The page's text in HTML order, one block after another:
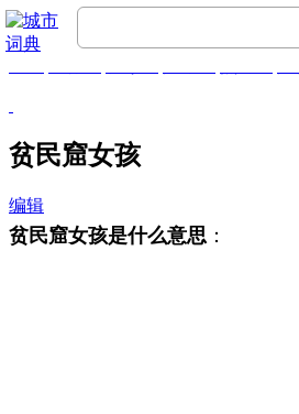
贫民窟女孩
编辑
贫民窟女孩是什么意思 ：